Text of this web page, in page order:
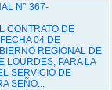
N° 367-
CONTRATO DE
04 DE
REGIONAL DE
LOURDES, PARA LA
SERVICIO DE
SEÑO...